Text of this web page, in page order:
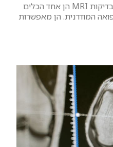
מהו גדוליניום וכיצד הוא פועל? בדיקות MRI הן אחד הכלים
המודרנית. הן מאפשרות